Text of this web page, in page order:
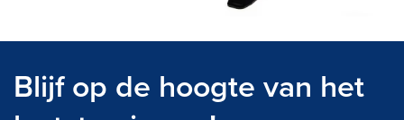
Blijf op de hoogte van het